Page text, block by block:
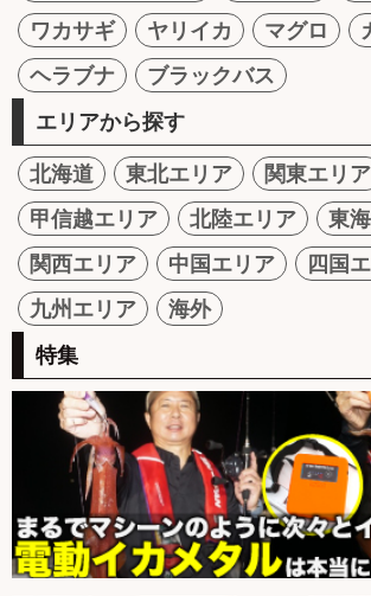
ワカサギ
ヤリイカ マグロ
ヘラブナ
ブラックバス
エリアから探す
北海道 東北エリア
関東エリア
甲信越エリア
北陸エリア
東
関西エリア
中国エリア
四国
九州エリア
海外
特集